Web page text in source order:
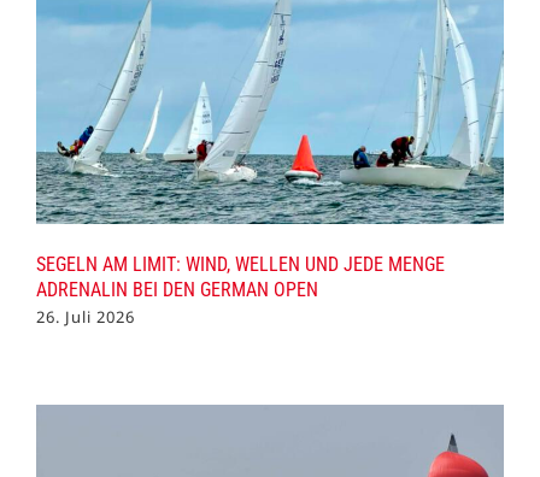
SEGELN AM LIMIT: WIND, WELLEN UND JEDE MENGE
ADRENALIN BEI DEN GERMAN OPEN
26. Juli 2026